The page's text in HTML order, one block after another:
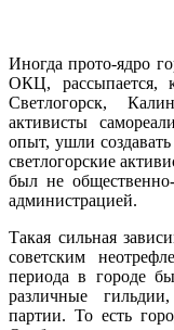
Иногда прото-ядро
ОКЦ, рассыпается,
Светлогорск,
активисты
опыт, ушли
светлогорские
был не
администрацией.
Такая сильная
советским
периода в городе
различные
партии. То есть